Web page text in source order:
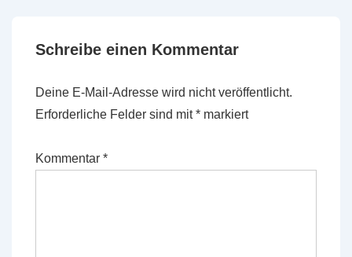
Schreibe einen Kommentar
Deine E-Mail-Adresse wird nicht veröffentlicht.
Erforderliche Felder sind mit* markiert
Kommentar *